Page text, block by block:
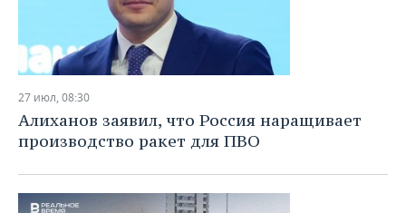
27 июл, 08:30
Алиханов заявил, что Россия наращивает
производство ракет для ПВО